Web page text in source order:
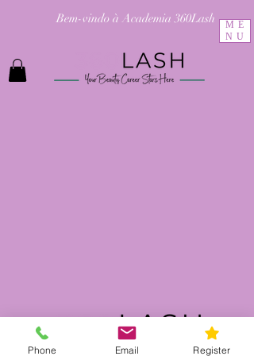
ME
NU
Bem-vindo à Academia 360Lash
Phone Email Register